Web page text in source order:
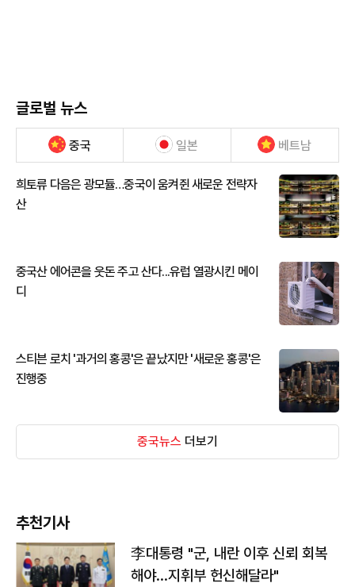
글로벌 뉴스
중국 일본 베트남
희토류 다음은 광모듈…중국이 움켜쥔 새로운 전략자
산
중국산 에어콘을 웃돈 주고 산다...유럽 열광시킨 메이
디
스티븐 로치 '과거의 홍콩'은 끝났지만 '새로운 홍콩'은
진행중
중국뉴스 더보기
추천기사
李대통령 "군, 내란 이후 신뢰 회복
해야…지휘부 헌신해달라"